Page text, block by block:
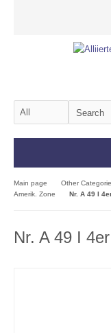
Main page Other
Amerik. Zone
Nr. A 49 I
Nr. A 49 I